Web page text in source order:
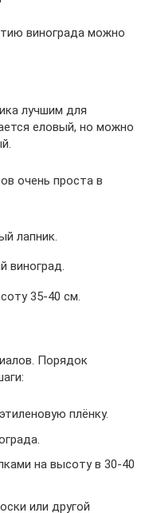
винограда можно
лучшим для
еловый, но можно
очень проста в
лапник.
виноград.
35-40 см.
Порядок
плёнку.
на высоту в 30-40
или другой